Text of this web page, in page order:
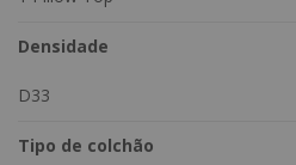
Densidade
D33
Tipo de colchão